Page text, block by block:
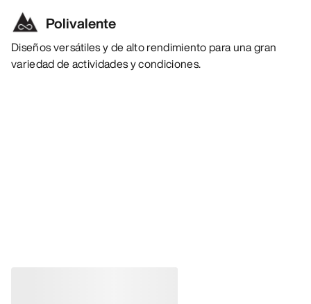
Polivalente
Diseños versátiles y de alto rendimiento para una gran
variedad de actividades y condiciones.